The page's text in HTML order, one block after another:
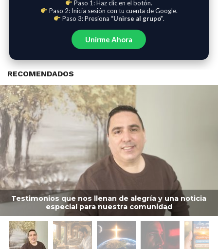
Paso 1: Haz clic en el botón.
Paso 2: Inicia sesión con tu cuenta de Google.
Paso 3: Presiona “Unirse al grupo”.
Unirme Ahora
RECOMENDADOS
Testimonios que nos llenan de alegría y una noticia
especial para nuestra comunidad